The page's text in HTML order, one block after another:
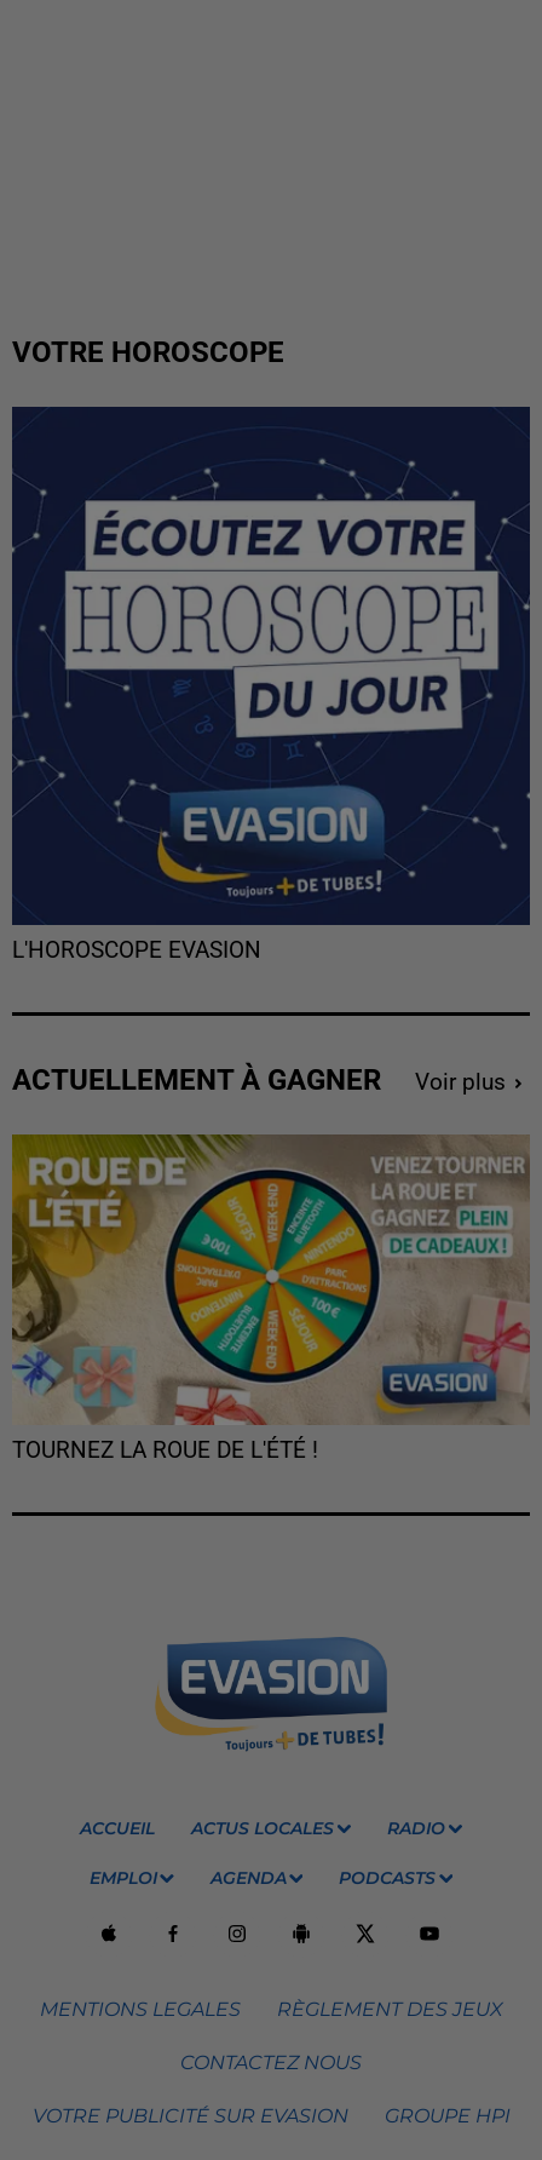
VOTRE HOROSCOPE
L'HOROSCOPE EVASION
ACTUELLEMENT À GAGNER Voir plus
TOURNEZ LA ROUE DE L'ÉTÉ !
ACCUEIL ACTUS LOCALES RADIO
EMPLOI AGENDA PODCASTS
MENTIONS LEGALES RÈGLEMENT DES JEUX
CONTACTEZ NOUS
VOTRE PUBLICITÉ SUR EVASION GROUPE HPI